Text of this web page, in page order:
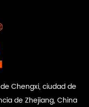
Chengxi, ciudad de
de Zhejiang, China